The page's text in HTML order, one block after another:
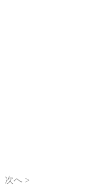
次へ >